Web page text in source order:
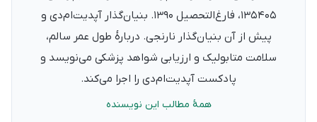
۱۳۵۴۰۵، فارغ‌التحصیل ۱۳۹۰. بنیان‌گذار آپدیت‌ام‌دی و
پیش از آن بنیان‌گذار نارنجی. دربارهٔ طول عمر سالم،
سلامت متابولیک و ارزیابی شواهد پزشکی می‌نویسد و
پادکست آپدیت‌ام‌دی را اجرا می‌کند.
همهٔ مطالب این نویسنده